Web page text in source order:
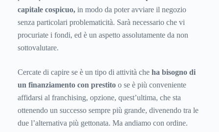
capitale cospicuo, in modo da poter avviare il negozio
senza particolari problematicità. Sarà necessario che vi
procuriate i fondi, ed è un aspetto assolutamente da non
sottovalutare.
Cercate di capire se è un tipo di attività che ha bisogno di
un finanziamento con prestito o se è più conveniente
affidarsi al franchising, opzione, quest’ultima, che sta
ottenendo un successo sempre più grande, divenendo tra le
due l’alternativa più gettonata. Ma andiamo con ordine.